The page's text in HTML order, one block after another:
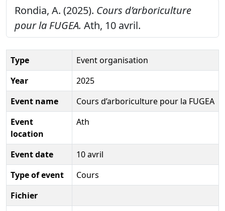
Rondia, A. (2025). Cours d’arboriculture
pour la FUGEA. Ath, 10 avril.
Type
Event organisation
Year
2025
Event name
Cours d’arboriculture pour la FUGEA
Event
location
Ath
Event date
10 avril
Type of event
Cours
Fichier